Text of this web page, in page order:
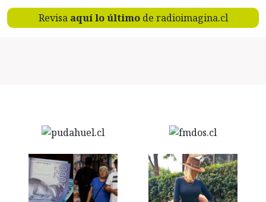
Revisa aquí lo últimode radioimagina.cl